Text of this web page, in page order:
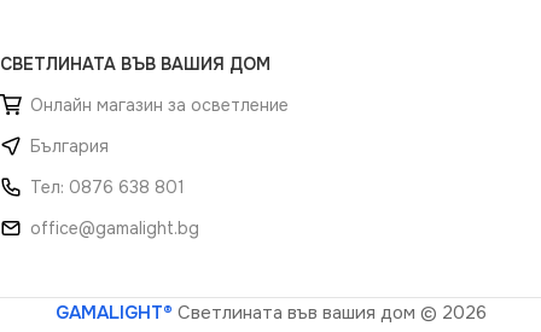
СВЕТЛИНАТА ВЪВ ВАШИЯ ДОМ
Онлайн магазин за осветление
България
Тел: 0876 638 801
office@gamalight.bg
GAMALIGHT® Светлината във вашия дом © 2026